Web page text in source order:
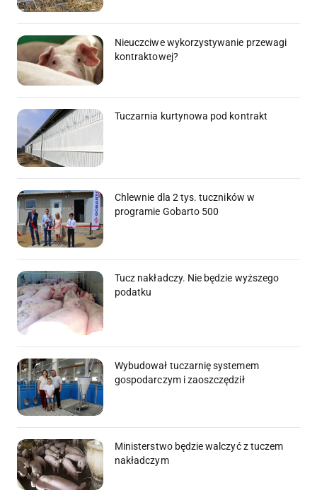
Nieuczciwe wykorzystywanie przewagi
kontraktowej?
Tuczarnia kurtynowa pod kontrakt
Chlewnie dla 2 tys. tuczników w
programie Gobarto 500
Tucz nakładczy. Nie będzie wyższego
podatku
Wybudował tuczarnię systemem
gospodarczym i zaoszczędził
Ministerstwo będzie walczyć z tuczem
nakładczym